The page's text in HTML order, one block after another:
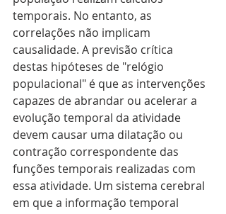
temporais. No entanto, as
correlações não implicam
causalidade. A previsão crítica
destas hipóteses de "relógio
populacional" é que as intervenções
capazes de abrandar ou acelerar a
evolução temporal da atividade
devem causar uma dilatação ou
contração correspondente das
funções temporais realizadas com
essa atividade. Um sistema cerebral
em que a informação temporal